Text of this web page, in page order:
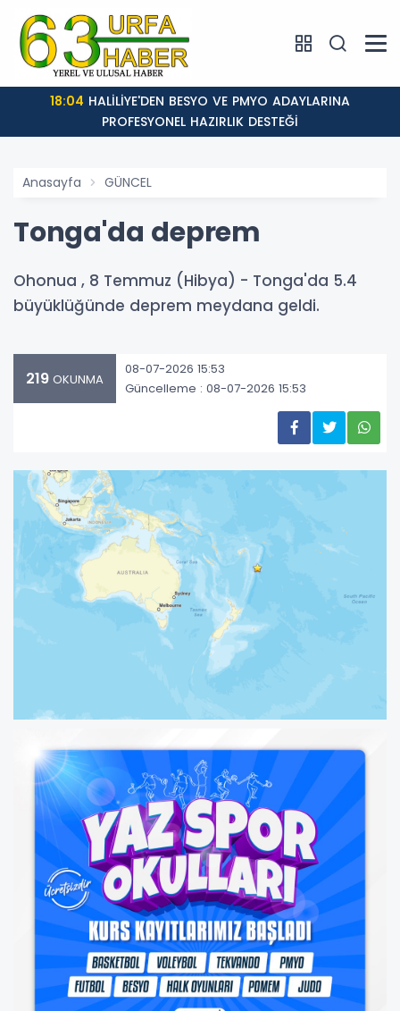
18:04
PROFESYONEL HAZIRLIK DESTEĞİ
Anasayfa GÜNCEL
Tonga'da deprem
Ohonua , 8 Temmuz (Hibya) - Tonga'da 5.4
büyüklüğünde deprem meydana geldi.
219 OKUNMA
08-07-2026 15:53
Güncelleme : 08-07-2026 15:53